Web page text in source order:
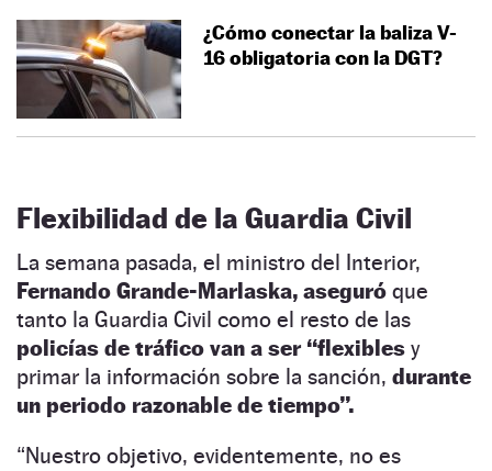
¿Cómo conectar la baliza V-
16 obligatoria con la DGT?
Flexibilidad de la Guardia Civil
La semana pasada, el ministro del Interior,
Fernando Grande-Marlaska, aseguró que
tanto la Guardia Civil como el resto de las
policías de tráfico van a ser “flexibles y
primar la información sobre la sanción, durante
un periodo razonable de tiempo”.
“Nuestro objetivo, evidentemente, no es